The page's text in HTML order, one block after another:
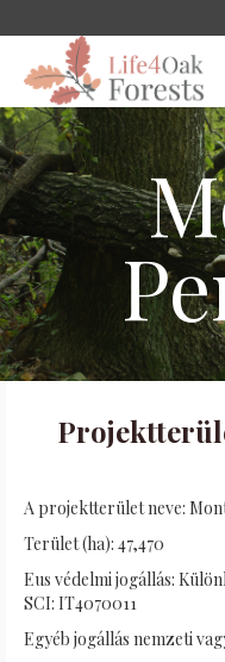
A projektterület neve:
Terület (ha): 47,470
Eus védelmi jogállás:
SCI: IT4070011
Egyéb jogállás nemzeti